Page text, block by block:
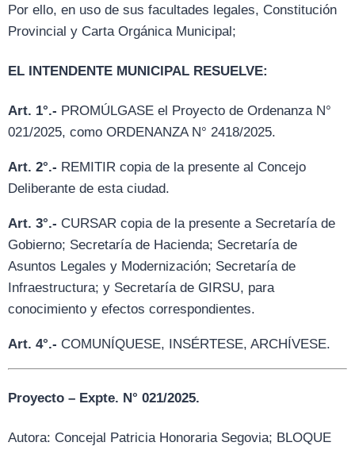
Por ello, en uso de sus facultades legales, Constitución
Provincial y Carta Orgánica Municipal;
EL INTENDENTE MUNICIPAL RESUELVE:
Art. 1°.- PROMÚLGASE el Proyecto de Ordenanza N°
021/2025, como ORDENANZA N° 2418/2025.
Art. 2°.- REMITIR copia de la presente al Concejo
Deliberante de esta ciudad.
Art. 3°.- CURSAR copia de la presente a Secretaría de
Gobierno; Secretaría de Hacienda; Secretaría de
Asuntos Legales y Modernización; Secretaría de
Infraestructura; y Secretaría de GIRSU, para
conocimiento y efectos correspondientes.
Art. 4°.- COMUNÍQUESE, INSÉRTESE, ARCHÍVESE.
Proyecto – Expte. N° 021/2025.
Autora: Concejal Patricia Honoraria Segovia; BLOQUE